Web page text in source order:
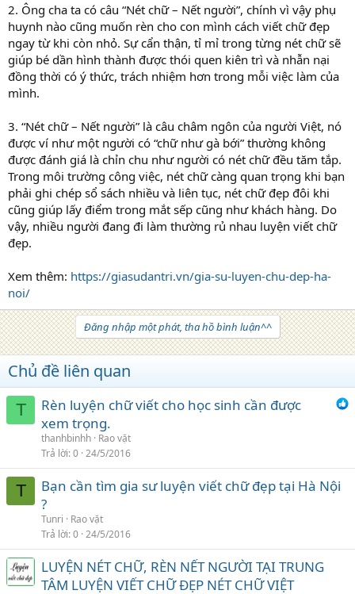
2. Ông cha ta có câu “Nét chữ – Nết người”, chính vì vậy phụ
huynh nào cũng muốn rèn cho con mình cách viết chữ đẹp
ngay từ khi còn nhỏ. Sự cẩn thận, tỉ mỉ trong từng nét chữ sẽ
giúp bé dần hình thành được thói quen kiên trì và nhẫn nại
đồng thời có ý thức, trách nhiệm hơn trong mỗi việc làm của
mình.
3. “Nét chữ – Nết người” là câu châm ngôn của người Việt, nó
được ví như một người có “chữ như gà bới” thường không
được đánh giá là chỉn chu như người có nét chữ đều tăm tắp.
Trong môi trường công việc, nét chữ càng quan trọng khi bạn
phải ghi chép sổ sách nhiều và liên tục, nét chữ đẹp đôi khi
cũng giúp lấy điểm trong mắt sếp cũng như khách hàng. Do
vậy, nhiều người đang đi làm thường rủ nhau luyện viết chữ
đẹp.
Xem thêm: https://giasudantri.vn/gia-su-luyen-chu-dep-ha-
noi/
Đăng nhập một phát, tha hồ bình luận^^
Chủ đề liên quan
T
Rèn luyện chữ viết cho học sinh cần được
xem trọng.
thanhbinhh Rao vặt
Trả lời 0 24/5/2016
T
Bạn cần tìm gia sư luyện viết chữ đẹp tại Hà Nội
?
Tunri
Rao vặt
Trả lời 0 24/5/2016
LUYỆN NÉT CHỮ, RÈN NẾT NGƯỜI TẠI TRUNG
TÂM LUYỆN VIẾT CHỮ ĐẸP NÉT CHỮ VIỆT